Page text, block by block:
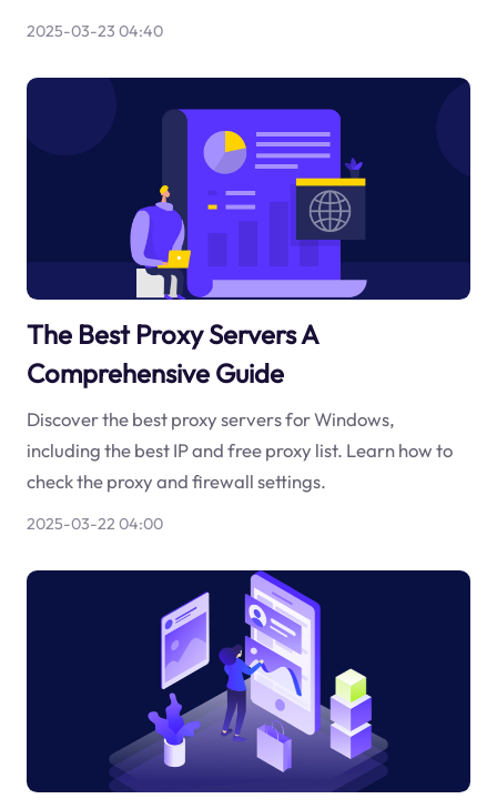
2025-03-23 04:40
The Best Proxy Servers A
Comprehensive Guide
Discover the best proxy servers for Windows,
including the best IP and free proxy list. Learn how to
check the proxy and firewall settings.
2025-03-22 04:00